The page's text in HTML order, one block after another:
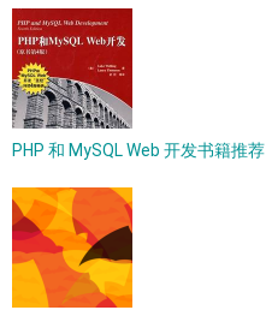
PHP 和 MySQL Web 开发书籍推荐